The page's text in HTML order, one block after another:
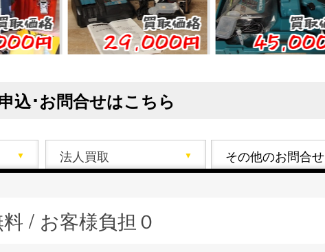
買取価格
29,000円
買取価格
45,000円
込･お問合せはこちら
/ お客様負担０
法人買取 その他のお問合せ